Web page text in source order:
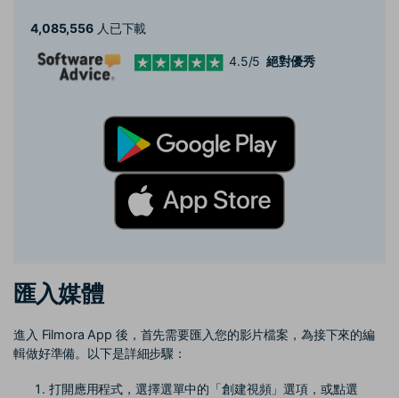
4,085,556人已下載
4.5/5 絕對優秀
匯入媒體
進入 Filmora App 後，首先需要匯入您的影片檔案，為接下來的編
輯做好準備。以下是詳細步驟：
打開應用程式，選擇選單中的「創建視頻」選項，或點選